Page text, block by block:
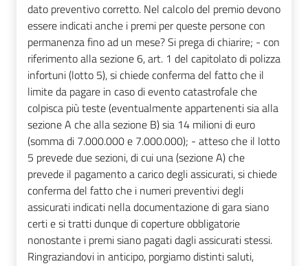
dato preventivo corretto. Nel calcolo del premio devono
essere indicati anche i premi per queste persone con
permanenza fino ad un mese? Si prega di chiarire; - con
riferimento alla sezione 6, art. 1 del capitolato di polizza
infortuni (lotto 5), si chiede conferma del fatto che il
limite da pagare in caso di evento catastrofale che
colpisca più teste (eventualmente appartenenti sia alla
sezione A che alla sezione B) sia 14 milioni di euro
(somma di 7.000.000 e 7.000.000); - atteso che il lotto
5 prevede due sezioni, di cui una (sezione A) che
prevede il pagamento a carico degli assicurati, si chiede
conferma del fatto che i numeri preventivi degli
assicurati indicati nella documentazione di gara siano
certi e si tratti dunque di coperture obbligatorie
nonostante i premi siano pagati dagli assicurati stessi.
Ringraziandovi in anticipo, porgiamo distinti saluti,